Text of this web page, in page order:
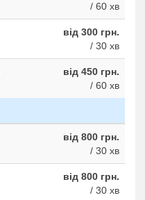
/ 60 хв
від 300 грн.
/ 30 хв
від 450 грн.
/ 60 хв
від 800 грн.
/ 30 хв
від 800 грн.
/ 30 хв